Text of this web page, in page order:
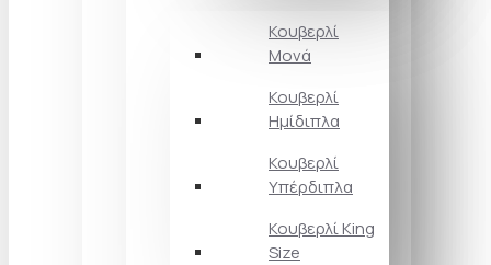
Κουβερλί
Μονά
Κουβερλί
Ημίδιπλα
Κουβερλί
Υπέρδιπλα
Κουβερλί King
Size